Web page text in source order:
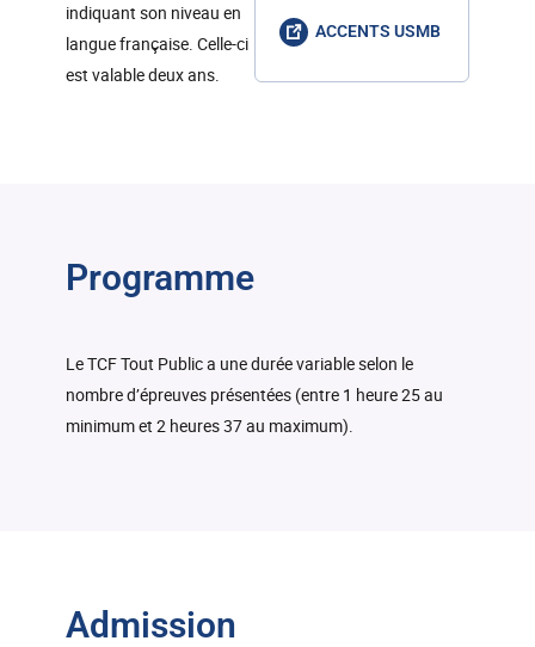
indiquant son niveau en
langue française. Celle-ci
est valable deux ans.
ACCENTS USMB
Programme
Le TCF Tout Public a une durée variable selon le
nombre d’épreuves présentées (entre 1 heure 25 au
minimum et 2 heures 37 au maximum).
Admission